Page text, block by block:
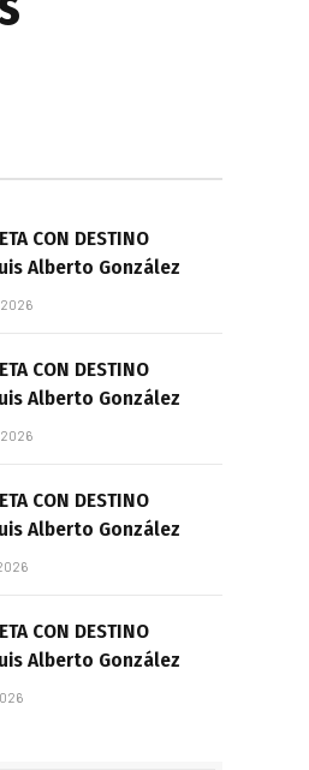
CON DESTINO
Alberto González
CON DESTINO
Alberto González
CON DESTINO
Alberto González
CON DESTINO
Alberto González